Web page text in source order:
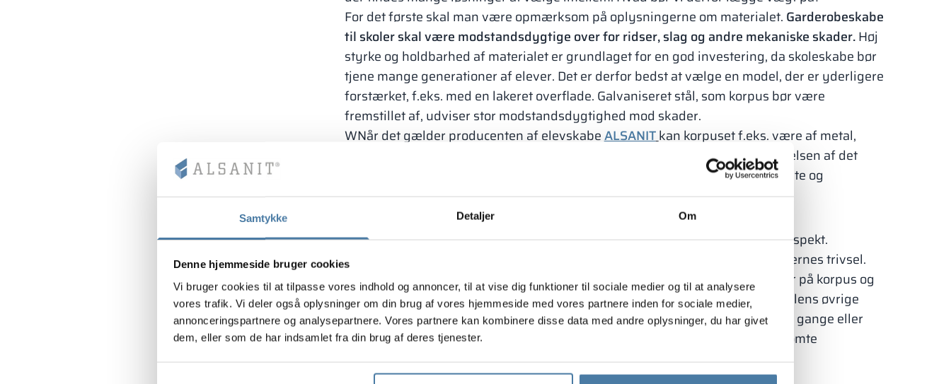
Samtykke Detaljer Om
Denne hjemmeside bruger cookies
Vi bruger cookies til at tilpasse vores indhold og annoncer, til at vise dig funktioner til sociale medier og til at analysere
vores trafik. Vi deler også oplysninger om din brug af vores hjemmeside med vores partnere inden for sociale medier,
annonceringspartnere og analysepartnere. Vores partnere kan kombinere disse data med andre oplysninger, du har givet
dem, eller som de har indsamlet fra din brug af deres tjenester.
For det første skal man være opmærksom på oplysningerne om materialet. Garderobeskabe
til skoler skal være modstandsdygtige over for ridser, slag og andre mekaniske skader.Høj
styrke og holdbarhed af materialet er grundlaget for en god investering, da skoleskabe bør
tjene mange generationer af elever. Det er derfor bedst at vælge en model, der er yderligere
forstærket, f.eks. med en lakeret overflade. Galvaniseret stål, som korpus bør være
fremstillet af, udviser stor modstandsdygtighed mod skader.
WNår det gælder producenten af elevskabeALSANITkan korpuset f.eks. være af metal,
mens dørene kan udføres enten i stål eller i HPL-plade. Takket være anvendelsen af det
mest holdbare materiale på markedet er vores skoleskabe endnu mere robuste og
langtidsholdbare.
Metalskabe til skoler – udseende
Når man vælger elevskabe, er det også værd at lægge vægt på det visuelle aspekt.
Indretningen af skolens gange påvirker stemningen på institutionen og elevernes trivsel.
Man kan vælge ensartedegarderobeskabeeller kombinere forskellige farver på korpus og
fronter.Det er bedst at tilpasse farverne, så de naturligt harmonerer med skolens øvrige
farveskema . Moderne elevskabe kan faktisk være en udsmykning af skolens gange eller
omklædningsrum i stedet for triste og slidte møbler, der forbindes med forsømte
fabriksmiljøer.